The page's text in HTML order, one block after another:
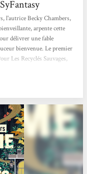
l'autrice Becky Chambers,
arpente cette
délivrer une fable
bienvenue. Le premier
Les Recyclés Sauvages,
de Chambers. L'altérité